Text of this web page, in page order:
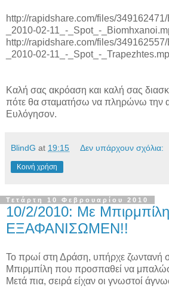
http://rapidshare.com/files/
_2010-02-11_-_Spot_-
http://rapidshare.com/files/
_2010-02-11_-_Spot_-
Καλή σας ακρόαση και καλή σας
πότε θα σταματήσω να πληρώνω την
Ευλόγησον.
BlindG at 19:15 Δεν υπάρχουν σχόλια:
Κοινή χρήση
Τετάρτη 10 Φεβρουαρίου 2010
10/2/2010: Mε
ΕΞΑΦΑΝΙΣΩΜΕΝ!!
Το πρωί στη Δράση, υπήρχε ζωντανή
Μπιρμπίλη που προσπαθεί να
Μετά πια, σειρά είχαν οι γνωστοί